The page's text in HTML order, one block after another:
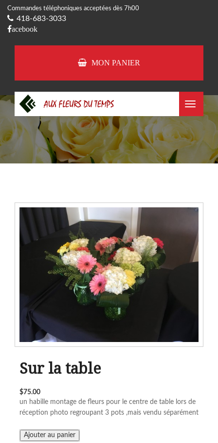
Commandes téléphoniques acceptées dès 7h00
418-683-3033
acebook
MON PANIER
Toggle
Sur la table
$75.00
un habille montage de fleurs pour le centre de table lors de
réception photo regroupant 3 pots ,mais vendu séparément